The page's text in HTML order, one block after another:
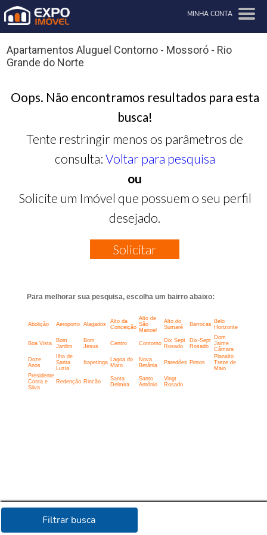
MINHA CONTA
Filtrar busca
Apartamentos Aluguel Contorno - Mossoró - Rio
Grande do Norte
Oops. Não encontramos resultados para esta
busca!
Tente restringir menos os parâmetros de
consulta: Voltar para pesquisa
ou
Solicite um Imóvel que possuem o seu perfil
desejado.
Solicitar
Para melhorar sua pesquisa, escolha um bairro abaixo:
Abolição Aeroporto Alagados
Alto da
Conceição
Alto de
São
Manoel
Alto do
Sumaré
Barrocas Belo
Horizonte
Boa Vista
Bom
Jardim
Bom
Jesus
Centro Contorno Dix Sept
Rosado
Dix-Sept
Rosado
Dom
Jaime
Câmara
Doze
Anos
Ilha de
Santa
Luzia
Itapetinga
Lagoa do
Mato
Nova
Betânia
Paredões Pintos
Planalto
Treze de
Maio
Presidente
Costa e
Silva
Redenção Rincão
Santa
Delmira
Santo
Antônio
Vingt
Rosado